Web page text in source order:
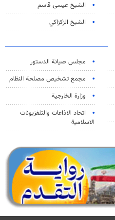
الشيخ عيسى قاسم
الشيخ الزكزاكي
مجلس صيانة الدستور
مجمع تشخيص مصلحة النظام
وزارة الخارجية
اتحاد الاذاعات والتلفزيونات
الاسلامية